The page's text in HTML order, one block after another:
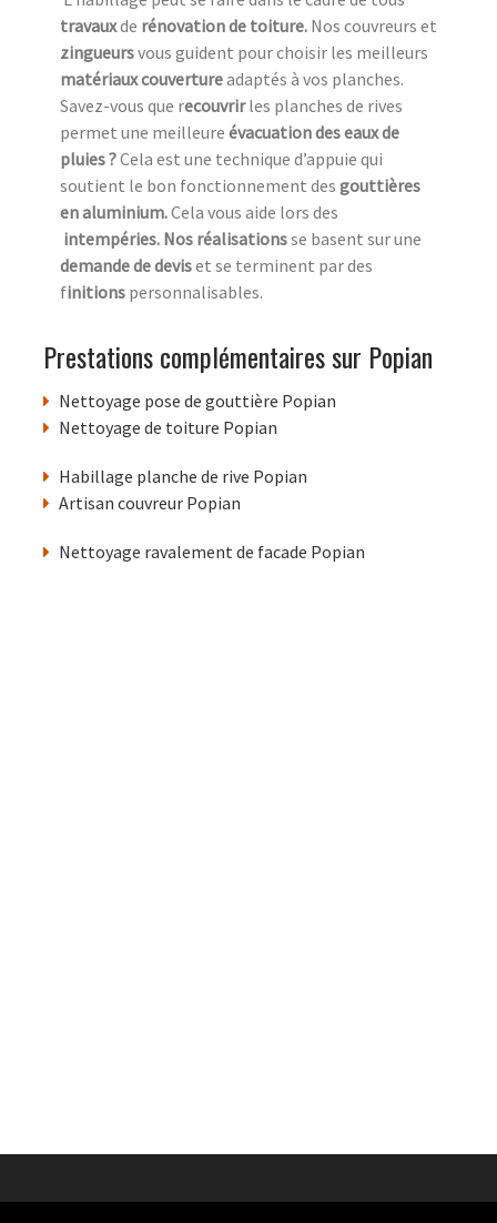
travauxde rénovation de toiture. Nos couvreurs et
zingueursvous guident pour choisir les meilleurs
matériaux couvertureadaptés à vos planches.
Savez-vous que recouvrirles planches de rives
permet une meilleure évacuation des eaux de
pluies ?Cela est une technique d’appuie qui
soutient le bon fonctionnement des gouttières
en aluminium.Cela vous aide lors des
intempéries. Nos réalisationsse basent sur une
demande de deviset se terminent par des
finitions personnalisables.
Prestations complémentaires sur Popian
Nettoyage pose de gouttière Popian
Nettoyage de toiture Popian
Habillage planche de rive Popian
Artisan couvreur Popian
Nettoyage ravalement de facade Popian